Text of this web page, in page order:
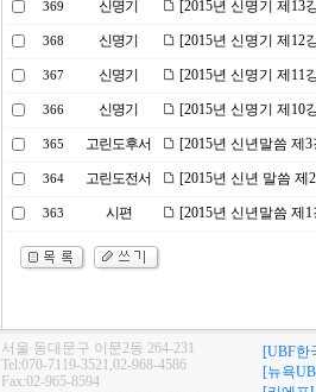
369 신명기 [2015년 신명기 제13
368 신명기 [2015년 신명기 제12
367 신명기 [2015년 신명기 제11
366 신명기 [2015년 신명기 제10
365 고린도후서 [2015년 신년말씀 제
364 고린도전서 [2015년 신년 말씀 제
363 시편 [2015년 신년말씀 제
서울 동대문구 이문2동 264-231
Tel:070-7119-3521,02-968-4586
Fax:02-965-8594
[UBF한
[뉴욕